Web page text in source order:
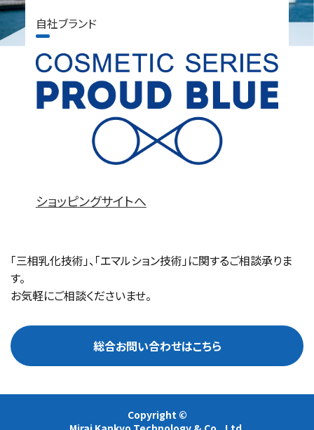
自社ブランド
ショッピングサイトへ
「三相乳化技術」、「エマルション技術」に関するご相談承りま
す。
お気軽にご相談くださいませ。
総合お問い合わせはこちら
Copyright ©